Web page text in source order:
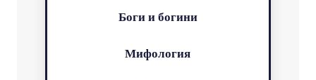
Боги и богини
Мифология